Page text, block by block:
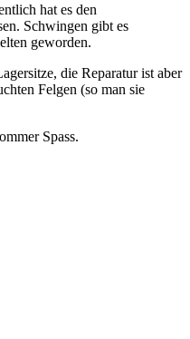
hat es den
Schwingen gibt es
geworden.
die Reparatur ist aber
Felgen (so man sie
Spass.